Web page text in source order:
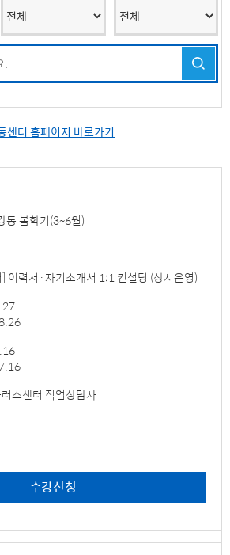
센터 홈페이지 바로가기
동 봄학기(3~6월)
이력서·자기소개서 1:1 컨설팅 (상시운영)
스센터 직업상담사
수강신청